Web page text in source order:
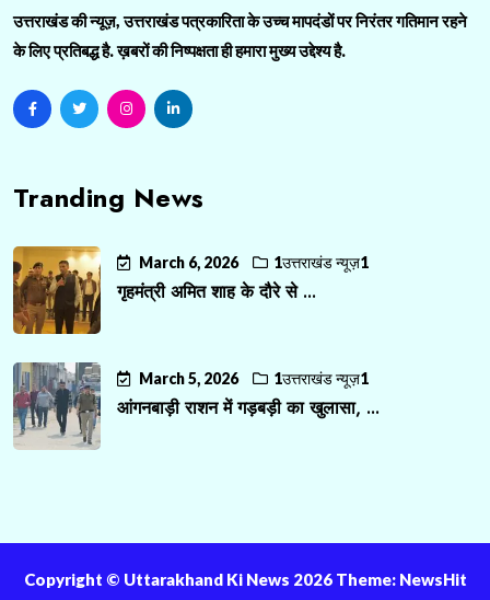
उत्तराखंड की न्यूज़, उत्तराखंड पत्रकारिता के उच्च मापदंडों पर निरंतर गतिमान रहने
के लिए प्रतिबद्ध है. ख़बरों की निष्पक्षता ही हमारा मुख्य उद्देश्य है.
Tranding News
March 6, 2026 1उत्तराखंड न्यूज़1
गृहमंत्री अमित शाह के दौरे से ...
March 5, 2026 1उत्तराखंड न्यूज़1
आंगनबाड़ी राशन में गड़बड़ी का खुलासा, ...
Copyright ©️ Uttarakhand Ki News 2026 Theme: NewsHit